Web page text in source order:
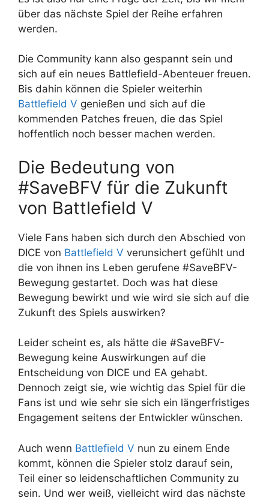
über das nächste Spiel der Reihe erfahren
werden.
Die Community kann also gespannt sein und
sich auf ein neues Battlefield-Abenteuer freuen.
Bis dahin können die Spieler weiterhin
Battlefield V genießen und sich auf die
kommenden Patches freuen, die das Spiel
hoffentlich noch besser machen werden.
Die Bedeutung von
#SaveBFV für die Zukunft
von Battlefield V
Viele Fans haben sich durch den Abschied von
DICE von Battlefield V verunsichert gefühlt und
die von ihnen ins Leben gerufene #SaveBFV-
Bewegung gestartet. Doch was hat diese
Bewegung bewirkt und wie wird sie sich auf die
Zukunft des Spiels auswirken?
Leider scheint es, als hätte die #SaveBFV-
Bewegung keine Auswirkungen auf die
Entscheidung von DICE und EA gehabt.
Dennoch zeigt sie, wie wichtig das Spiel für die
Fans ist und wie sehr sie sich ein längerfristiges
Engagement seitens der Entwickler wünschen.
Auch wenn Battlefield V nun zu einem Ende
kommt, können die Spieler stolz darauf sein,
Teil einer so leidenschaftlichen Community zu
sein. Und wer weiß, vielleicht wird das nächste